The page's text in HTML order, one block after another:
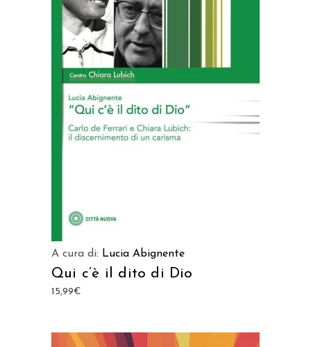
AGGIUNGI AL CARRELLO
A cura di: Lucia Abignente
Qui c’è il dito di Dio
15,99€